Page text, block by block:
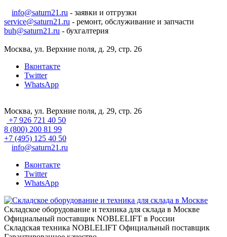
info@saturn21.ru - заявки и отгрузки
service@saturn21.ru - ремонт, обслуживание и запчасти
buh@saturn21.ru - бухгалтерия
Москва, ул. Верхние поля, д. 29, стр. 26
Вконтакте
Twitter
WhatsApp
Москва, ул. Верхние поля, д. 29, стр. 26
+7 926 721 40 50
8 (800) 200 81 99
+7 (495) 125 40 50
info@saturn21.ru
Вконтакте
Twitter
WhatsApp
Складское оборудование и техника для склада в Москве
Официальный поставщик NOBLELIFT в России
Складская техника NOBLELIFT Официальный поставщик